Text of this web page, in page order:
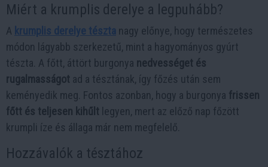
Miért a krumplis derelye a legpuhább?
A krumplis derelye tészta nagy előnye, hogy természetes
módon lágyabb szerkezetű, mint a hagyományos gyúrt
tészta. A főtt, áttört burgonya nedvességet és
rugalmasságot ad a tésztának, így főzés után sem
keményedik meg. Fontos azonban, hogy a burgonya frissen
főtt és teljesen kihűlt legyen, mert az előző nap főzött
krumpli íze és állaga már nem megfelelő.
Hozzávalók a tésztához